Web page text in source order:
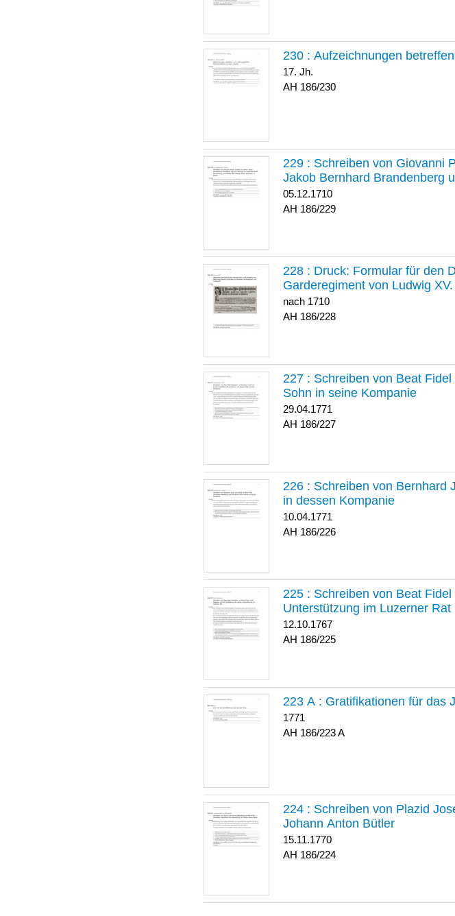
230 : Aufzeichnungen
17. Jh.
186/230
229 : Schreiben von Giovanni
Jakob Bernhard Brandenberg
05.12.1710
186/229
228 : Druck: Formular für den
Garderegiment von Ludwig XV.
nach 1710
186/228
227 : Schreiben von Beat
Sohn in seine Kompanie
29.04.1771
186/227
226 : Schreiben von Bernhard
in dessen Kompanie
10.04.1771
186/226
225 : Schreiben von Beat
Unterstützung im Luzerner Rat
12.10.1767
186/225
223 A : Gratifikationen für das
1771
186/223 A
224 : Schreiben von Plazid
Johann Anton Bütler
15.11.1770
186/224